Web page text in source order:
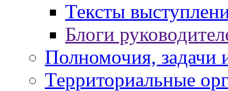
Тексты
Блоги
Полномочия, задачи
Территориальные